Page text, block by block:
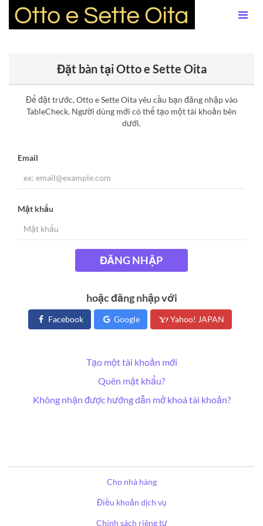
Đặt bàn tại Otto e Sette Oita
Để đặt trước, Otto e Sette Oita yêu cầu bạn đăng nhập vào
TableCheck. Người dùng mới có thể tạo một tài khoản bên
dưới.
Email
Mật khẩu
ĐĂNG NHẬP
hoặc đăng nhập với
Facebook Google Yahoo! JAPAN
Tạo một tài khoản mới
Quên mật khẩu?
Không nhận được hướng dẫn mở khoá tài khoản?
Cho nhà hàng
Điều khoản dịch vụ
Chính sách riêng tư